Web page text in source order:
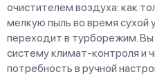
очистителем воздуха: как
мелкую пыль во время сухой
переходит в турборежим.
систему климат-контроля и
потребность в ручной